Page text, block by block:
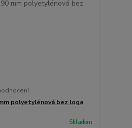
polyetylénová bez loga
Skladem